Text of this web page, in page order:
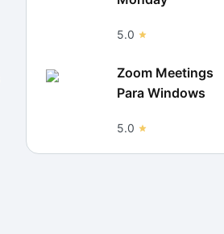
5.0
Zoom Meetings
Para Windows
5.0